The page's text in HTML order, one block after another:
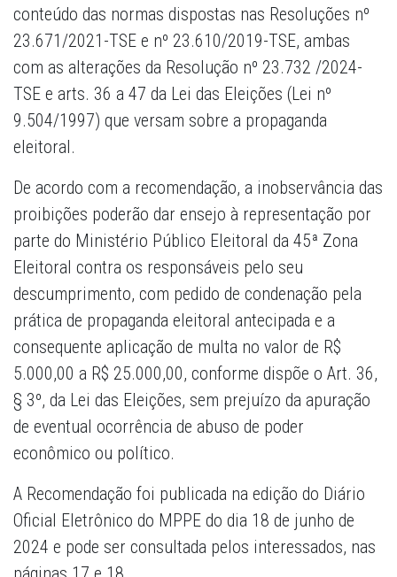
conteúdo das normas dispostas nas Resoluções nº
23.671/2021-TSE e nº 23.610/2019-TSE, ambas
com as alterações da Resolução nº 23.732 /2024-
TSE e arts. 36 a 47 da Lei das Eleições (Lei nº
9.504/1997) que versam sobre a propaganda
eleitoral.
De acordo com a recomendação, a inobservância das
proibições poderão dar ensejo à representação por
parte do Ministério Público Eleitoral da 45ª Zona
Eleitoral contra os responsáveis pelo seu
descumprimento, com pedido de condenação pela
prática de propaganda eleitoral antecipada e a
consequente aplicação de multa no valor de R$
5.000,00 a R$ 25.000,00, conforme dispõe o Art. 36,
§ 3º, da Lei das Eleições, sem prejuízo da apuração
de eventual ocorrência de abuso de poder
econômico ou político.
A Recomendação foi publicada na edição do Diário
Oficial Eletrônico do MPPE do dia 18 de junho de
2024 e pode ser consultada pelos interessados, nas